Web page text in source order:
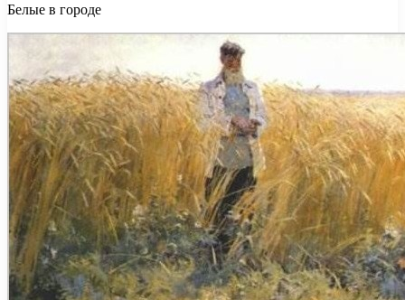
Белые в городе